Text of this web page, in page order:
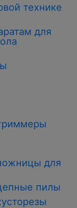
технике
для
для
пилы